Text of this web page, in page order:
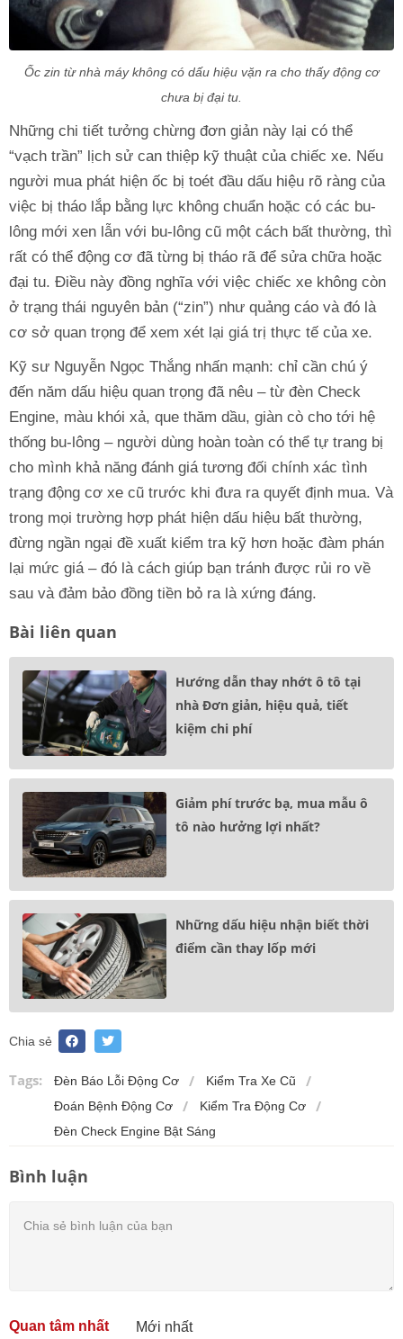
Ốc zin từ nhà máy không có dấu hiệu vặn ra cho thấy động cơ
chưa bị đại tu.
Những chi tiết tưởng chừng đơn giản này lại có thể
“vạch trần” lịch sử can thiệp kỹ thuật của chiếc xe. Nếu
người mua phát hiện ốc bị toét đầu dấu hiệu rõ ràng của
việc bị tháo lắp bằng lực không chuẩn hoặc có các bu-
lông mới xen lẫn với bu-lông cũ một cách bất thường, thì
rất có thể động cơ đã từng bị tháo rã để sửa chữa hoặc
đại tu. Điều này đồng nghĩa với việc chiếc xe không còn
ở trạng thái nguyên bản (“zin”) như quảng cáo và đó là
cơ sở quan trọng để xem xét lại giá trị thực tế của xe.
Kỹ sư Nguyễn Ngọc Thắng nhấn mạnh: chỉ cần chú ý
đến năm dấu hiệu quan trọng đã nêu – từ đèn Check
Engine, màu khói xả, que thăm dầu, giàn cò cho tới hệ
thống bu-lông – người dùng hoàn toàn có thể tự trang bị
cho mình khả năng đánh giá tương đối chính xác tình
trạng động cơ xe cũ trước khi đưa ra quyết định mua. Và
trong mọi trường hợp phát hiện dấu hiệu bất thường,
đừng ngần ngại đề xuất kiểm tra kỹ hơn hoặc đàm phán
lại mức giá – đó là cách giúp bạn tránh được rủi ro về
sau và đảm bảo đồng tiền bỏ ra là xứng đáng.
Bài liên quan
Hướng dẫn thay nhớt ô tô tại
nhà Đơn giản, hiệu quả, tiết
kiệm chi phí
Giảm phí trước bạ, mua mẫu ô
tô nào hưởng lợi nhất?
Những dấu hiệu nhận biết thời
điểm cần thay lốp mới
Chia sẻ
Tags: Đèn Báo Lỗi Động Cơ
Kiểm Tra Xe Cũ
Đoán Bệnh Động Cơ
Kiểm Tra Động Cơ
Đèn Check Engine Bật Sáng
Bình luận
Quan tâm nhất Mới nhất